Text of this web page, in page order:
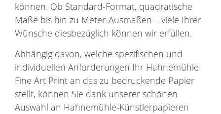
können. Ob Standard-Format, quadratische
Maße bis hin zu Meter-Ausmaßen – viele Ihrer
Wünsche diesbezüglich können wir erfüllen.
Abhängig davon, welche spezifischen und
individuellen Anforderungen Ihr Hahnemühle
Fine Art Print an das zu bedruckende Papier
stellt, können Sie dank unserer schönen
Auswahl an Hahnemühle-Künstlerpapieren